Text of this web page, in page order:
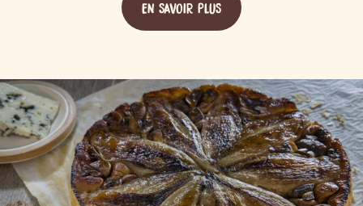
EN SAVOIR PLUS